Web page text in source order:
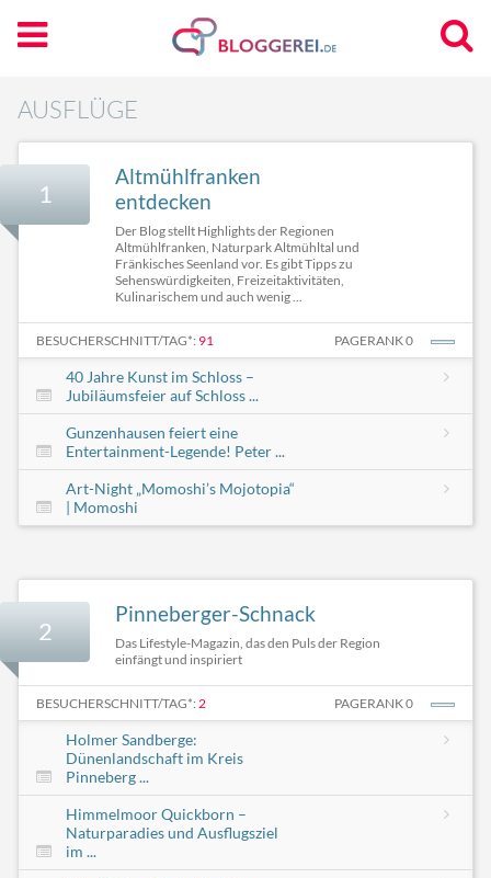
AUSFLÜGE
1
Altmühlfranken
entdecken
Der Blog stellt Highlights der Regionen
Altmühlfranken, Naturpark Altmühltal und
Fränkisches Seenland vor. Es gibt Tipps zu
Sehenswürdigkeiten, Freizeitaktivitäten,
Kulinarischem und auch wenig ...
BESUCHERSCHNITT/TAG*: 91 PAGERANK 0
40 Jahre Kunst im Schloss –
Jubiläumsfeier auf Schloss ...
Gunzenhausen feiert eine
Entertainment-Legende! Peter ...
Art-Night „Momoshi’s Mojotopia“
| Momoshi
2
Pinneberger-Schnack
Das Lifestyle-Magazin, das den Puls der Region
einfängt und inspiriert
BESUCHERSCHNITT/TAG*: 2 PAGERANK 0
Holmer Sandberge:
Dünenlandschaft im Kreis
Pinneberg ...
Himmelmoor Quickborn –
Naturparadies und Ausflugsziel
im ...